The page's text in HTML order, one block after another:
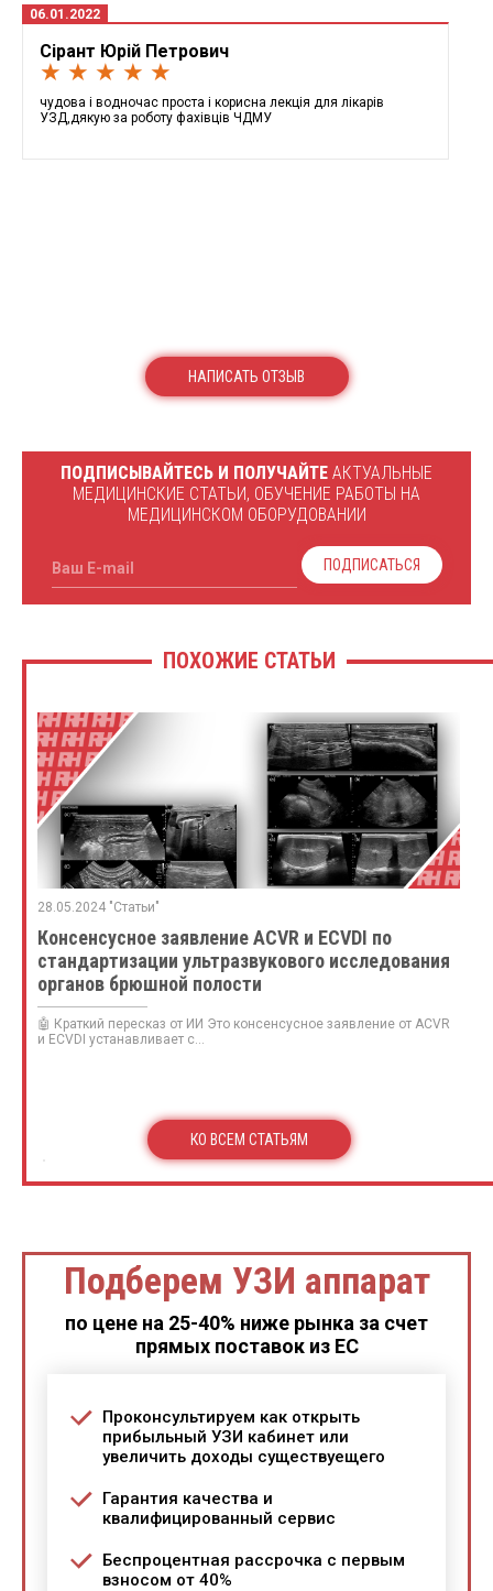
06.01.2022
Сірант Юрій Петрович
★ ★ ★ ★ ★
чудова і водночас проста і корисна лекція для лікарів
УЗД,дякую за роботу фахівців ЧДМУ
НАПИСАТЬ ОТЗЫВ
ПОДПИСЫВАЙТЕСЬ И ПОЛУЧАЙТЕ АКТУАЛЬНЫЕ
МЕДИЦИНСКИЕ СТАТЬИ, ОБУЧЕНИЕ РАБОТЫ НА
МЕДИЦИНСКОМ ОБОРУДОВАНИИ
Ваш E-mail ПОДПИСАТЬСЯ
ПОХОЖИЕ СТАТЬИ
28.05.2024 "Статьи"
Консенсусное заявление ACVR и ECVDI по
стандартизации ультразвукового исследования
органов брюшной полости
🤖 Краткий пересказ от ИИ Это консенсусное заявление от ACVR
и ECVDI устанавливает с...
КО ВСЕМ СТАТЬЯМ
Подберем УЗИ аппарат
по цене на 25-40% ниже рынка за счет
прямых поставок из ЕС
Проконсультируем как открыть
прибыльный УЗИ кабинет или
увеличить доходы существуещего
Гарантия качества и
квалифицированный сервис
Беспроцентная рассрочка с первым
взносом от 40%